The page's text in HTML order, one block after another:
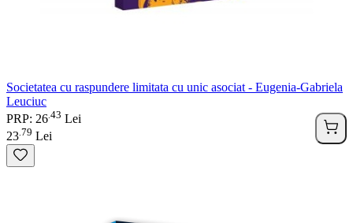
Societatea cu raspundere limitata cu unic asociat - Eugenia-Gabriela
Leuciuc
PRP: 26 43 Lei
23 79 Lei